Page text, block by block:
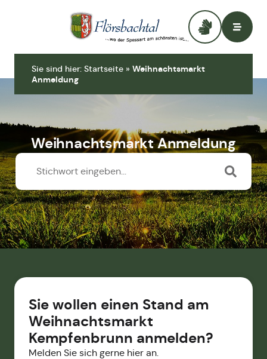
Sie sind hier: Startseite » Weihnachtsmarkt
Anmeldung
Weihnachtsmarkt Anmeldung
Sie wollen einen Stand am
Weihnachtsmarkt
Kempfenbrunn anmelden?
Melden Sie sich gerne hier an.